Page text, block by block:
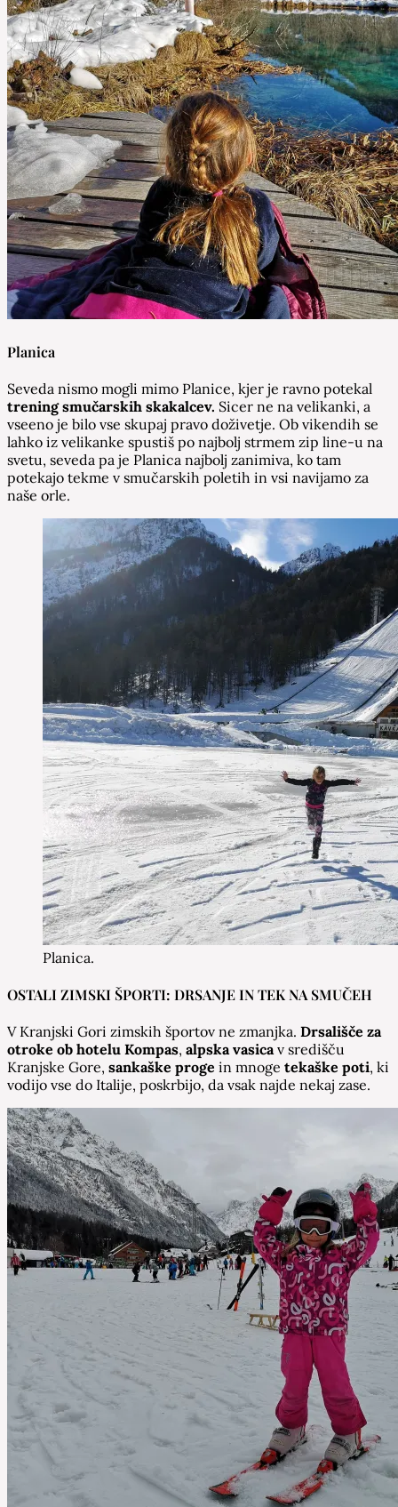
Planica
Seveda nismo mogli mimo Planice, kjer je ravno potekal
trening smučarskih skakalcev. Sicer ne na velikanki, a
vseeno je bilo vse skupaj pravo doživetje. Ob vikendih se
lahko iz velikanke spustiš po najbolj strmem zip line-u na
svetu, seveda pa je Planica najbolj zanimiva, ko tam
potekajo tekme v smučarskih poletih in vsi navijamo za
naše orle.
Planica.
OSTALI ZIMSKI ŠPORTI: DRSANJE IN TEK NA SMUČEH
V Kranjski Gori zimskih športov ne zmanjka. Drsališče za
otroke ob hotelu Kompas, alpska vasicav središču
Kranjske Gore, sankaške proge in mnoge tekaške poti, ki
vodijo vse do Italije, poskrbijo, da vsak najde nekaj zase.